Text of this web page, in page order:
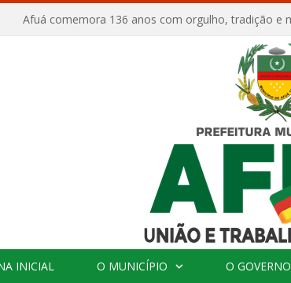
INICIAL O MUNICÍPIO O GOVERNO